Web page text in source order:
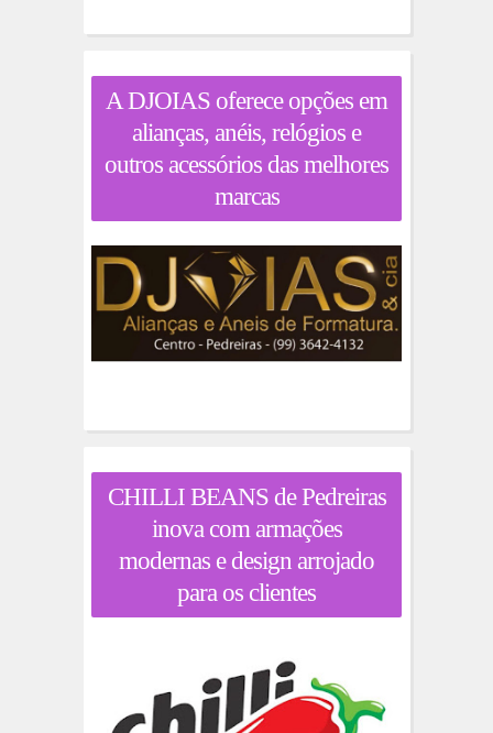
A DJOIAS oferece opções em
alianças, anéis, relógios e
outros acessórios das melhores
marcas
CHILLI BEANS de Pedreiras
inova com armações
modernas e design arrojado
para os clientes